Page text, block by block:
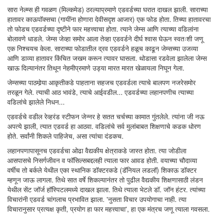
सारा नेल्म्स ही गवळण (मिल्कमेड) ठरल्याप्रमाणे एडवर्डच्या घरात दाखल झाली. साराच्या
हातावर काऊपॉक्सचा (गायींना होणारा देवीसदृश आजार) एक फोड होता. तिच्या हातावरचा
तो फोडच एडवर्डच्या दृष्टीने फार महत्त्वाचा होता. त्याने जेम्स आणि त्याच्या वडिलांना
बोलावणे धाडले. जेम्स जेव्हा समोर आला तेव्हा एडवर्डने दीर्घ श्वास घेऊन स्वतःशी जणू
एक निश्चयच केला. साराच्या फोडातील द्रव एडवर्डने हळूच काढून जेम्सच्या उजव्या
आणि डाव्या हातावर किंचित जखम करून त्यावर घासला. थोडासा रडवेला झालेला जेम्स
खाऊ दिल्यानंतर तिथून नेहमीप्रमाणे उड्या मारत मारत खेळायला निघून गेला.
जेम्सच्या पाठमोर्‍या आकृतीकडे पाहताना सहजच एडवर्डला त्याचे बालपण नजरेसमोर
तरळून गेले. त्याची आठ भावंडे, त्याचे आईवडील... एडवर्डच्या लहानपणीच त्याच्या
वडिलांचे झालेले निधन...
एडवर्डचे वडील रेव्हरंड स्टीफन जेन्नर हे सतत चर्चच्या कामात गुंतलेले. त्यांना जी नऊ
अपत्ये झाली, त्यात एडवर्ड हा आठवा. वडिलांचे सर्व मुलांबाबत शिक्षणाचे कडक धोरण
होते. सर्वांनी शिकले पाहिजेच, असा त्यांचा दंडकच.
लहानपणापासूनच एडवर्डचा ओढा वैद्यकीय क्षेत्राकडे जास्त होता. त्या जोडीला
आसपासचे निसर्गजीवन व फॉसिल्सबद्दलही त्याला फार आवड होती. वयाच्या चौदाव्या
वर्षीच तो बर्कले येथील एका स्थानिक डॉक्टरकडे (डॅनियल लडलॉ) शिकाऊ डॉक्टर
म्हणून जाऊ लागला. तिथे सात वर्षे शिकल्यानंतर तो पुढील वैद्यकीय शिक्षणासाठी लंडन
येथील सेंट जॉर्ज हॉस्पिटलमध्ये दाखल झाला. तिथे त्याला भेटले डॉ. जॉन हंटर. त्यांच्या
विचारांनी एडवर्ड चांगलाच प्रभावित झाला. 'नुसता विचार उपयोगाचा नाही. त्या
विचारानुसार प्रत्यक्ष कृती, प्रयोग हा फार महत्त्वाचा', हा एक मंत्रच जणू त्याला गवसला.